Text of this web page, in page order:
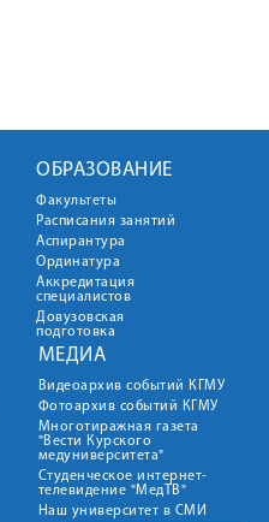
ОБРАЗОВАНИЕ
Факультеты
Расписания занятий
Аспирантура
Ординатура
Аккредитация
специалистов
Довузовская
подготовка
МЕДИА
Видеоархив событий КГМУ
Фотоархив событий КГМУ
Многотиражная газета
"Вести Курского
медуниверситета"
Студенческое интернет-
телевидение "МедТВ"
Наш университет в СМИ